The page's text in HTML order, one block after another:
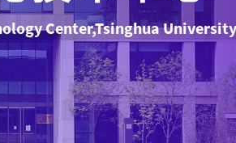
Center,Tsinghua University